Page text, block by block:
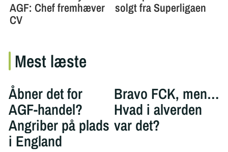
Mest læste
Åbner det for
AGF-handel?
Angriber på plads
i England
Bravo FCK, men…
Hvad i alverden
var det?